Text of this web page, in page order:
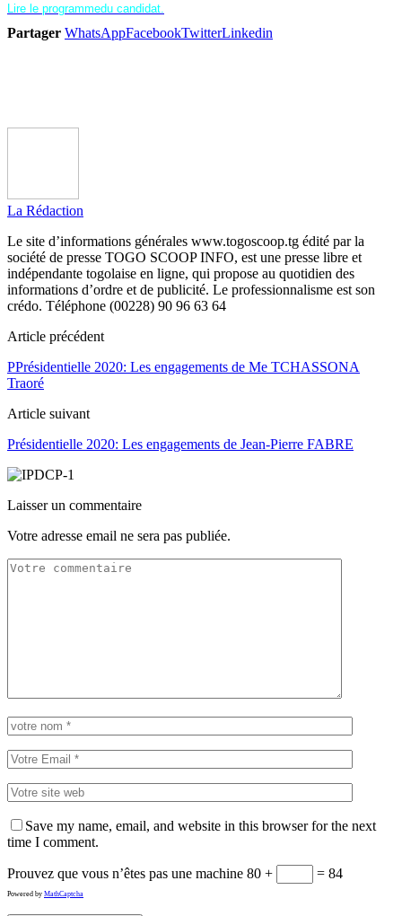
Lire le programmedu candidat.
Partager WhatsAppFacebookTwitterLinkedin
La Rédaction
Le site d’informations générales www.togoscoop.tg édité par la
société de presse TOGO SCOOP INFO, est une presse libre et
indépendante togolaise en ligne, qui propose au quotidien des
informations d’ordre et de publicité. Le professionnalisme est son
crédo. Téléphone (00228) 90 96 63 64
Article précédent
PPrésidentielle 2020: Les engagements de Me TCHASSONA
Traoré
Article suivant
Présidentielle 2020: Les engagements de Jean-Pierre FABRE
Laisser un commentaire
Votre adresse email ne sera pas publiée.
Save my name, email, and website in this browser for the next
time I comment.
Prouvez que vous n’êtes pas une machine 80 + = 84
Powered by MathCaptcha